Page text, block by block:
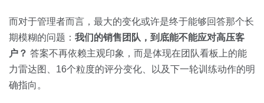
而对于管理者而言，最大的变化或许是终于能够回答那个长
期模糊的问题： 我们的销售团队，到底能不能应对高压客
户？ 答案不再依赖主观印象，而是体现在团队看板上的能
力雷达图、16个粒度的评分变化、以及下一轮训练动作的明
确指向。